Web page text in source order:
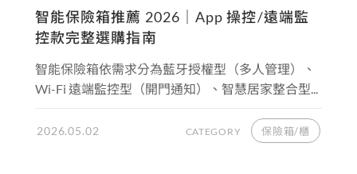
智能保險箱推薦 2026｜App 操控/遠端監
控款完整選購指南
智能保險箱依需求分為藍牙授權型（多人管理）、
Wi-Fi 遠端監控型（開門通知）、智慧居家整合型...
2026.05.02 CATEGORY 保險箱/櫃